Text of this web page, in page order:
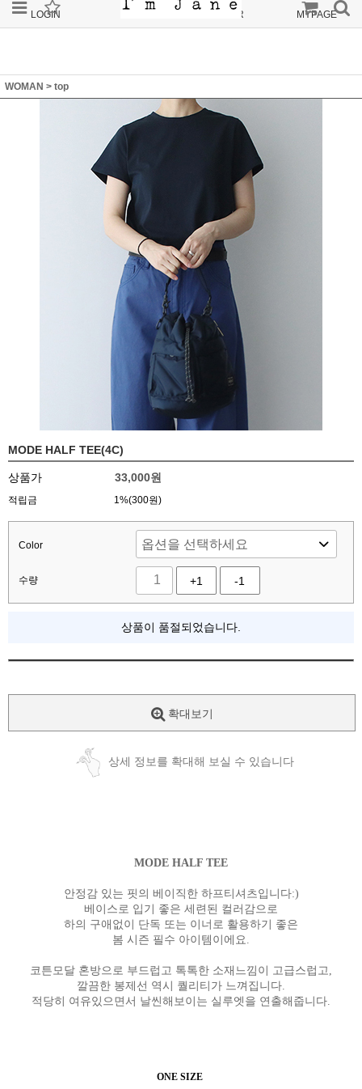
LOGIN ORDER MYPAGE
WOMAN > top
MODE HALF TEE(4C)
상품가 33,000원
적립금 1%(300원)
Color
수량 +1 -1
상품이 품절되었습니다.
확대보기
상세 정보를 확대해 보실 수 있습니다
MODE HALF TEE
안정감 있는 핏의 베이직한 하프티셔츠입니다:)
베이스로 입기 좋은 세련된 컬러감으로
하의 구애없이 단독 또는 이너로 활용하기 좋은
봄 시즌 필수 아이템이에요.
코튼모달 혼방으로 부드럽고 톡톡한 소재느낌이 고급스럽고,
깔끔한 봉제선 역시 퀄리티가 느껴집니다.
적당히 여유있으면서 날씬해보이는 실루엣을 연출해줍니다.
ONE SIZE